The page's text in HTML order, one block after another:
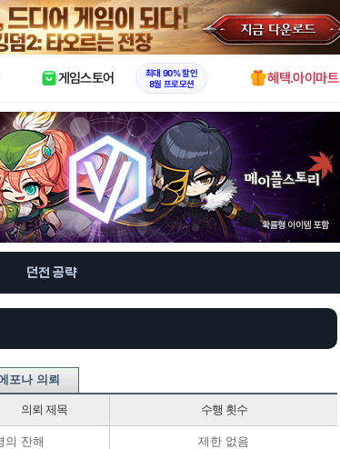
X
게임스토어
최대 90% 할인
8월 프로모션
혜택.아이마트
던전 공략
포나 의뢰
의뢰 제목 수행 횟수
의 잔해 제한 없음